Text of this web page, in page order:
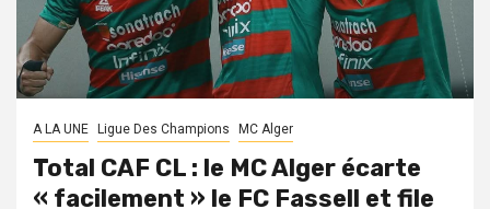
A LA UNE Ligue Des Champions MC Alger
Total CAF CL : le MC Alger écarte
« facilement » le FC Fassell et file